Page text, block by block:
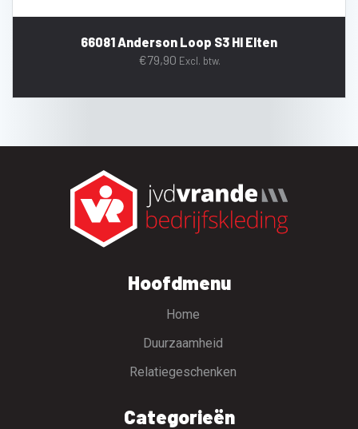
66081 Anderson Loop S3 HI Elten
€79,90 Excl. btw.
Hoofdmenu
Home
Duurzaamheid
Relatiegeschenken
Categorieën